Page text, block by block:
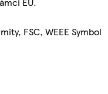
FSC, WEEE Symbol